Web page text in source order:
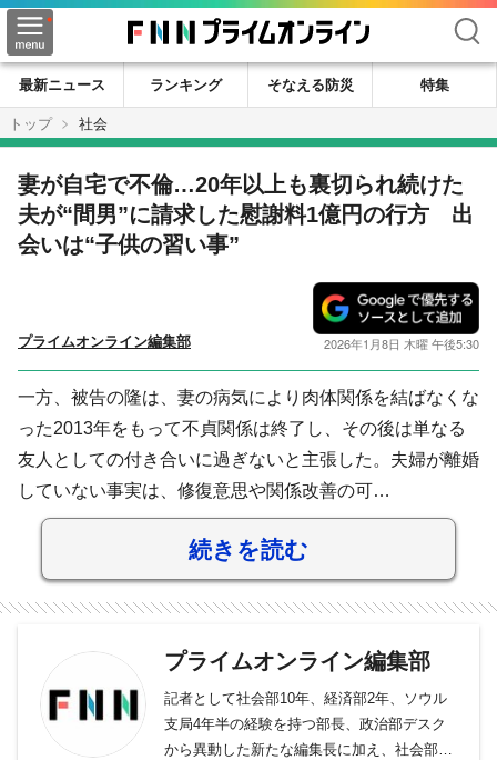
検索
最新ニュース ランキング そなえる防災
特集
トップ
社会
妻が自宅で不倫…20年以上も裏切られ続けた
夫が“間男”に請求した慰謝料1億円の行方 出
会いは“子供の習い事”
プライムオンライン編集部 2026年1月8日 木曜 午後5:30
一方、被告の隆は、妻の病気により肉体関係を結ばなくな
った2013年をもって不貞関係は終了し、その後は単なる
友人としての付き合いに過ぎないと主張した。夫婦が離婚
していない事実は、修復意思や関係改善の可…
続きを読む
プライムオンライン編集部
記者として社会部10年、経済部2年、ソウル
支局4年半の経験を持つ部長、政治部デスク
から異動した新たな編集長に加え、社会部デ